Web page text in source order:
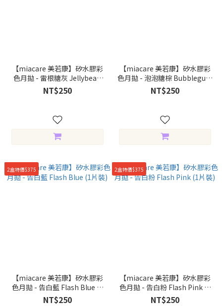
【miacare 美若康】矽水膠彩
色月拋 - 雷根糖灰 Jellybean
Gray (1片裝)
NT$250
【miacare 美若康】矽水膠彩
色月拋 - 泡泡糖棕 Bubblegum
Hazel (1片裝)
NT$250
2盒特價$375
【miacare 美若康】矽水膠彩
色月拋 - 告白藍 Flash Blue (1
片裝)
NT$250
2盒特價$375
【miacare 美若康】矽水膠彩
色月拋 - 告白粉 Flash Pink (1
片裝)
NT$250